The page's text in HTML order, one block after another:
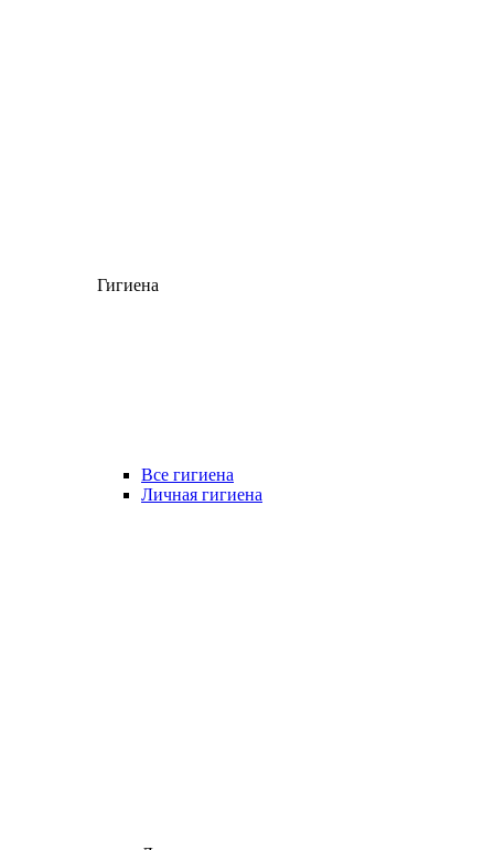
Гигиена
Все гигиена
Личная гигиена